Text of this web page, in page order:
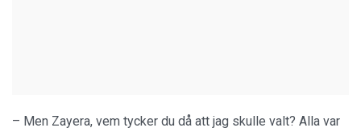
– Men Zayera, vem tycker du då att jag skulle valt? Alla var